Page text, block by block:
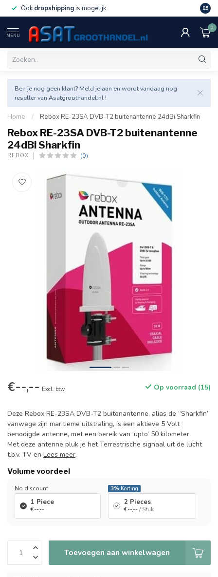
Ook dropshippingis mogelijk Veel
8.5
MENU
0
Ben je nog geen klant? Meld je aan en wordt vandaag nog
reseller van Asatgroothandel.nl !
Home / Rebox RE-23SA DVB-T2 buitenantenne 24dBi Sharkfin
Rebox RE-23SA DVB-T2 buitenantenne
24dBi Sharkfin
REBOX (0)
€--,-- Excl. btw Op voorraad (15)
Deze Rebox RE-23SA DVB-T2 buitenantenne, alias de “Sharkfin”
vanwege zijn maritieme uitstraling, is een aktieve 5 Volt
benodigde antenne, met een bereik van ‘upto’ 50 kilometer.
Met deze antenne pluk je het Terrestrische signaal uit de lucht
t.b.v. TV en Lees meer.
Volume voordeel
No discount
1 Piece
€--,--
3% Korting
2 Pieces
€--,-- / Stuk
Toevoegen aan winkelwagen